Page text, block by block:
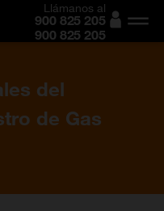
Llámanos al
900 825 205
900 825 205
del
de Gas